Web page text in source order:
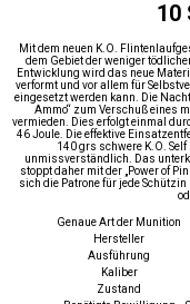
10
Mit dem neuen K.O.
dem Gebiet der weniger
Entwicklung wird das neue
verformt und vor allem für
eingesetzt werden kann. Die
Ammo“ zum Verschuß eines
vermieden. Dies erfolgt einmal
46 Joule. Die effektive
140 grs schwere K.O.
unmissverständlich. Das
stoppt daher mit der „Power of
sich die Patrone für jede
Genaue Art der Munition
Hersteller
Ausführung
Kaliber
Zustand